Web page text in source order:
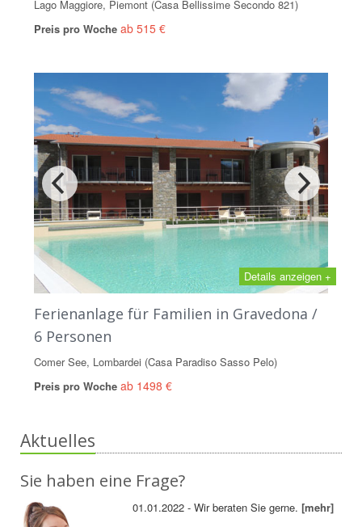
Lago Maggiore, Piemont (Casa Bellissime Secondo 821)
Preis pro Woche ab 515 €
Details anzeigen +
Ferienanlage für Familien in Gravedona /
6 Personen
Comer See, Lombardei (Casa Paradiso Sasso Pelo)
Preis pro Woche ab 1498 €
Aktuelles
Sie haben eine Frage?
01.01.2022 - Wir beraten Sie gerne.[mehr]